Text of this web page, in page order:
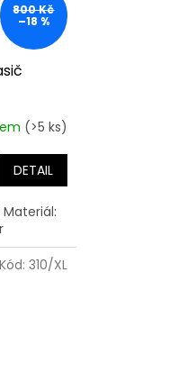
800 Kč
–18 %
(>5 ks)
DETAIL
Kód: 310/XL